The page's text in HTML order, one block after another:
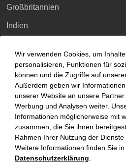
Großbritannien
Indien
Malaysia
Singapur
Thailand
Ukraine
Vietnam
Wir verwenden Cookies, um
personalisieren, Funktionen für
können und die Zugriffe auf
Außerdem geben wir
unserer Website an unsere Partner
Werbung und Analysen weiter.
Informationen möglicherweise mit
zusammen, die Sie ihnen
Rahmen Ihrer Nutzung der Dienste
Weitere Informationen finden Sie
Datenschutzerklärung